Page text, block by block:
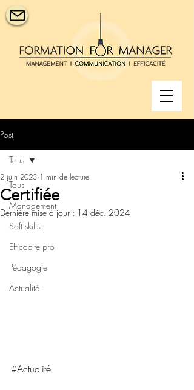
Post
Tous
Management
Soft skills
Efficacité pro
Pédagogie
Actualité
Tous
Certifiée
2 juin 2023 1 min de lecture
Dernière mise à jour : 14 déc. 2024
#Actualité